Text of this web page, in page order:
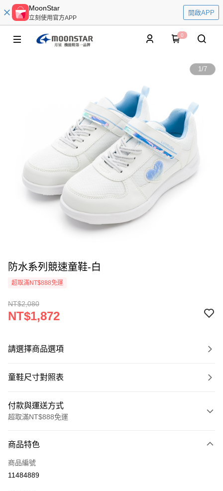
MoonStar
立刻使用官方APP
開啟APP
0
1/7
防水系列競速童鞋-白
超取滿NT$888免運
NT$2,080
NT$1,872
請選擇商品選項
童鞋尺寸對照表
付款與運送方式
超取滿NT$888免運
信用卡一次付款
信用卡分期付款
商品特色
商品編號
11484889